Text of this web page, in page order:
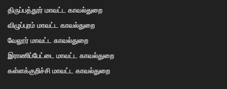
திருப்பத்தூர் மாவட்ட காவல்துறை
விழுப்புரம் மாவட்ட காவல்துறை
வேலூர் மாவட்ட காவல்துறை
இராணிப்பேட்டை மாவட்ட காவல்துறை
கள்ளக்குறிச்சி மாவட்ட காவல்துறை